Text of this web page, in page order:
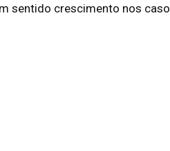
sentido crescimento nos